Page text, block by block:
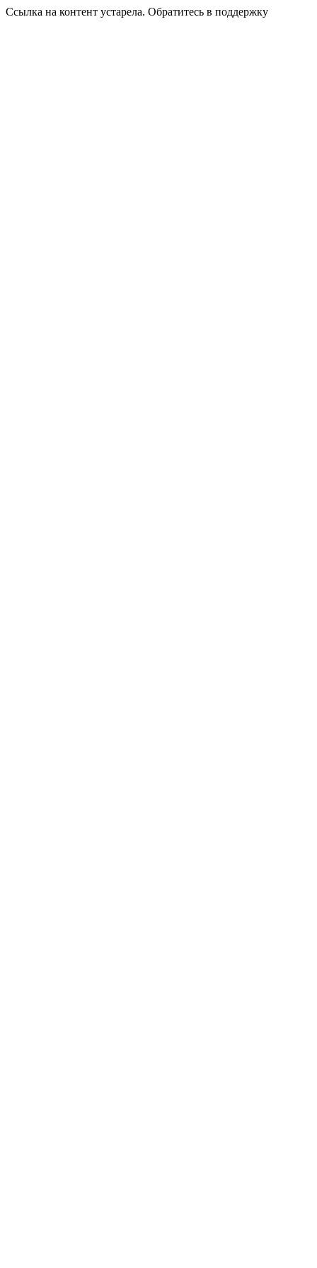
Ссылка на контент устарела. Обратитесь в поддержку